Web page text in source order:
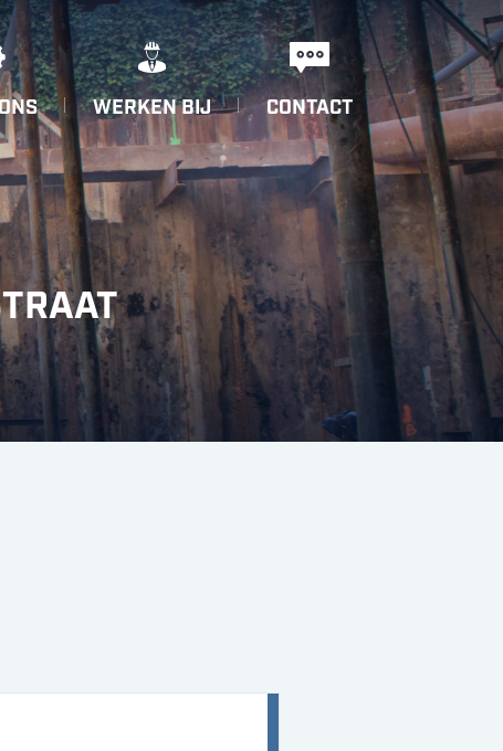
WERKEN BIJ CONTACT